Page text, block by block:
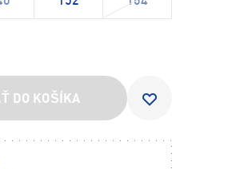
DO KOŠÍKA